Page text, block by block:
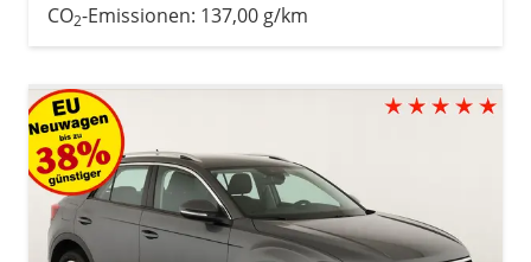
CO2-Emissionen: 137,00 g/km